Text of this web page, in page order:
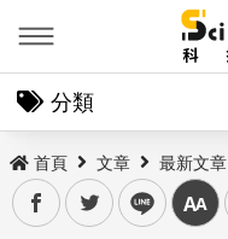
分類
首頁 文章 最新文章
facebooktwitter line 中